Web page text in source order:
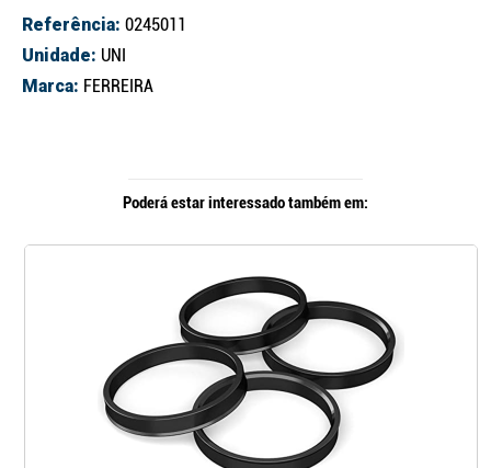
Referência: 0245011
Unidade: UNI
Marca: FERREIRA
Poderá estar interessado também em: